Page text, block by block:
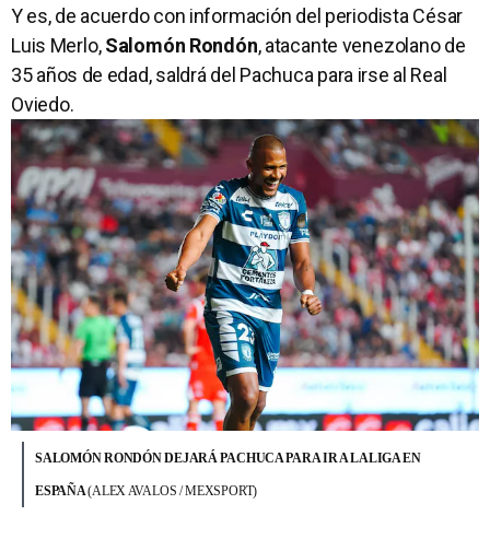
Y es, de acuerdo con información del periodista César
Luis Merlo,Salomón Rondón, atacante venezolano de
35 años de edad, saldrá del Pachuca para irse al Real
Oviedo.
SALOMÓN RONDÓN DEJARÁ PACHUCA PARA IR A LALIGA EN
ESPAÑA(ALEX AVALOS / MEXSPORT)